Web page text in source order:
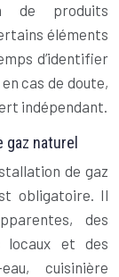
de produits
éléments
d’identifier
cas de doute,
indépendant.
naturel
de gaz
obligatoire. Il
des
locaux et des
cuisinière